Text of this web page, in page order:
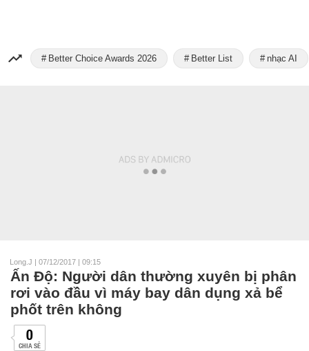
Better Choice Awards 2026 Better List nhạc AI
Long.J | 07/12/2017 | 09:15
Ấn Độ: Người dân thường xuyên bị phân
rơi vào đầu vì máy bay dân dụng xả bể
phốt trên không
0
CHIA SẺ